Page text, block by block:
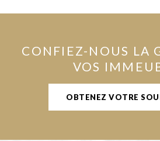
CONFIEZ-NOUS LA
VOS
OBTENEZ VOTRE